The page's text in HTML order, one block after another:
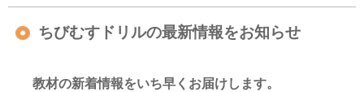
ちびむすドリルの最新情報をお知らせ
教材の新着情報をいち早くお届けします。